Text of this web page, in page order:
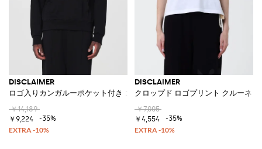
DISCLAIMER
ロゴ入りカンガルーポケット付き コットンフーディ
￥14,189
￥9,224
-35%
DISCLAIMER
クロップド ロゴプリント クルーネ
￥7,005
￥4,554
-35%